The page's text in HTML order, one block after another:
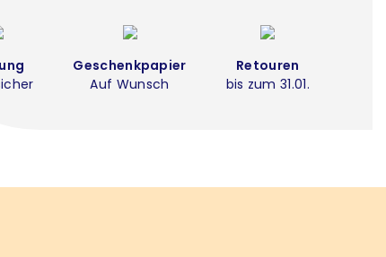
Geschenkpapier
Auf Wunsch
Retouren
bis zum 31.01.